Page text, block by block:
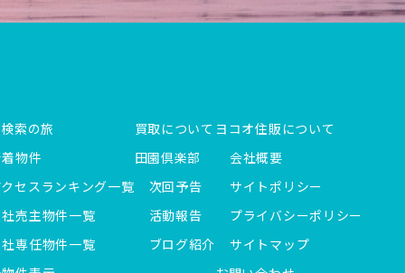
索の旅
物件
セスランキング一覧
売主物件一覧
専任物件一覧
買取について
田園倶楽部
次回予告
活動報告
ブログ紹介
ヨコオ住販について
会社概要
サイトポリシー
プライバシーポリシー
サイトマップ